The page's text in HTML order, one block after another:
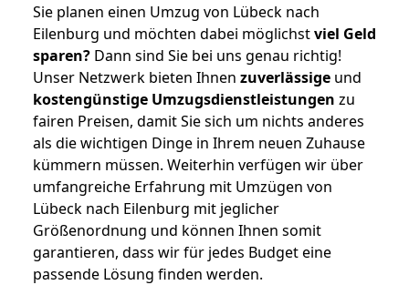
Sie planen einen Umzug von Lübeck nach
Eilenburg und möchten dabei möglichstviel Geld
sparen? Dann sind Sie bei uns genau richtig!
Unser Netzwerk bieten Ihnen zuverlässige und
kostengünstige Umzugsdienstleistungen zu
fairen Preisen, damit Sie sich um nichts anderes
als die wichtigen Dinge in Ihrem neuen Zuhause
kümmern müssen. Weiterhin verfügen wir über
umfangreiche Erfahrung mit Umzügen von
Lübeck nach Eilenburg mit jeglicher
Größenordnung und können Ihnen somit
garantieren, dass wir für jedes Budget eine
passende Lösung finden werden.